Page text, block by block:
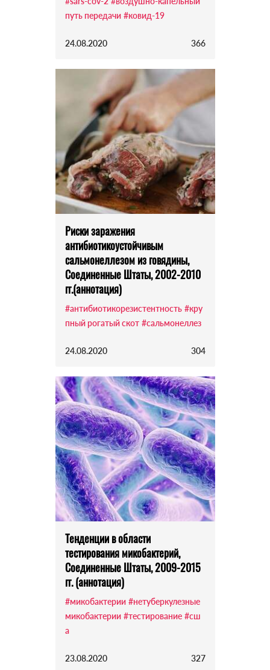
путь передачи #ковид-19
24.08.2020 366
Риски заражения
антибиотикоустойчивым
сальмонеллезом из говядины,
Соединенные Штаты, 2002-2010
гг.(аннотация)
#антибиотикорезистентность #кру
пный рогатый скот #сальмонеллез
24.08.2020 304
Тенденции в области
тестирования микобактерий,
Соединенные Штаты, 2009-2015
гг. (аннотация)
#микобактерии #нетуберкулезные
микобактерии #тестирование #сш
а
23.08.2020 327